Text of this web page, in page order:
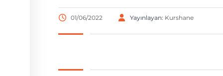
01/06/2022 Yayınlayan: Kurshane